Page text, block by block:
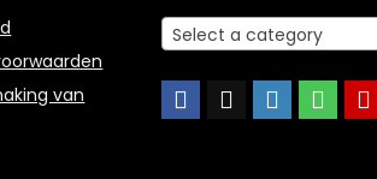
van
Select a category